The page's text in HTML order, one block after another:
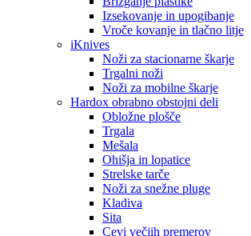
Izsekovanje in upogibanje
Vroče kovanje in tlačno litje
iKnives
Noži za stacionarne škarje
Trgalni noži
Noži za mobilne škarje
Hardox obrabno obstojni deli
Obložne plošče
Trgala
Mešala
Ohišja in lopatice
Strelske tarče
Noži za snežne pluge
Kladiva
Sita
Cevi večjih premerov